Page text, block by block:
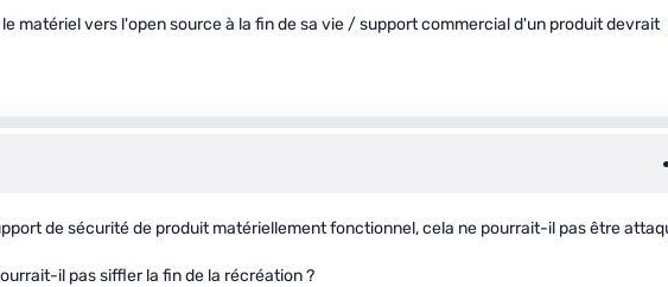
matériel vers l'open source à la fin de sa vie / support commercial d'un produit devrait
de sécurité de produit matériellement fonctionnel, cela ne pourrait-il pas être
il pas siffler la fin de la récréation ?